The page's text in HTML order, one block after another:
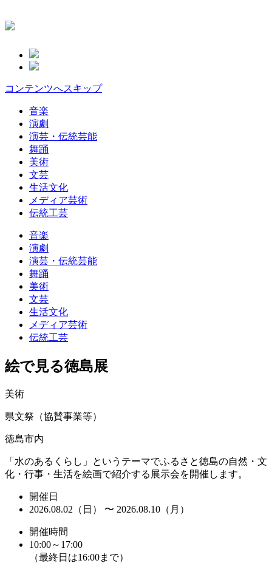
コンテンツへスキップ
音楽
演劇
演芸・伝統芸能
舞踊
美術
文芸
生活文化
メディア芸術
伝統工芸
音楽
演劇
演芸・伝統芸能
舞踊
美術
文芸
生活文化
メディア芸術
伝統工芸
絵で見る徳島展
美術
県文祭（協賛事業等）
徳島市内
「水のあるくらし」というテーマでふるさと徳島の自然・文
化・行事・生活を絵画で紹介する展示会を開催します。
開催日
2026.08.02（日） 〜 2026.08.10（月）
開催時間
10:00～17:00
（最終日は16:00まで）